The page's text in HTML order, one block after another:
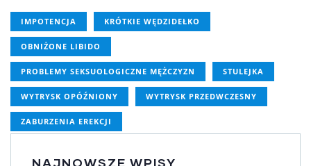
IMPOTENCJA KRÓTKIE WĘDZIDEŁKO
OBNIŻONE LIBIDO
PROBLEMY SEKSUOLOGICZNE MĘŻCZYZN STULEJKA
WYTRYSK OPÓŹNIONY WYTRYSK PRZEDWCZESNY
ZABURZENIA EREKCJI
NAJNOWSZE WPISY